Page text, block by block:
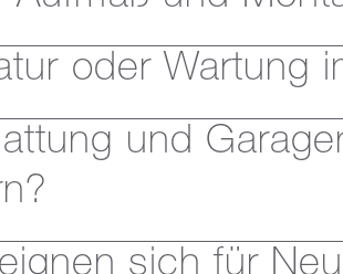
oder Wartung
und
sich für